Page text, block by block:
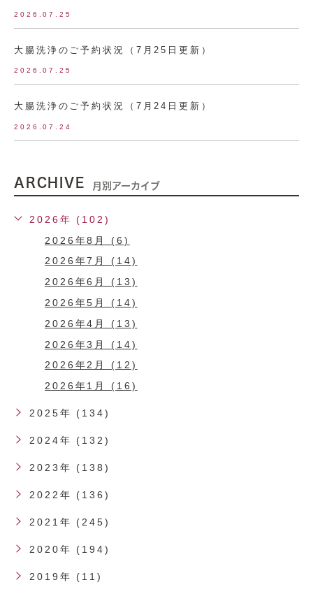
2026.07.25
大腸洗浄のご予約状況（7月25日更新）
2026.07.25
大腸洗浄のご予約状況（7月24日更新）
2026.07.24
ARCHIVE 月別アーカイブ
2026年 (102)
2026年8月 (6)
2026年7月 (14)
2026年6月 (13)
2026年5月 (14)
2026年4月 (13)
2026年3月 (14)
2026年2月 (12)
2026年1月 (16)
2025年 (134)
2024年 (132)
2023年 (138)
2022年 (136)
2021年 (245)
2020年 (194)
2019年 (11)